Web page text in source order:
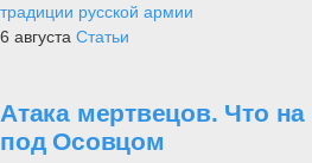
традиции русской армии
6 августа Статьи
Атака мертвецов. Что
под Осовцом